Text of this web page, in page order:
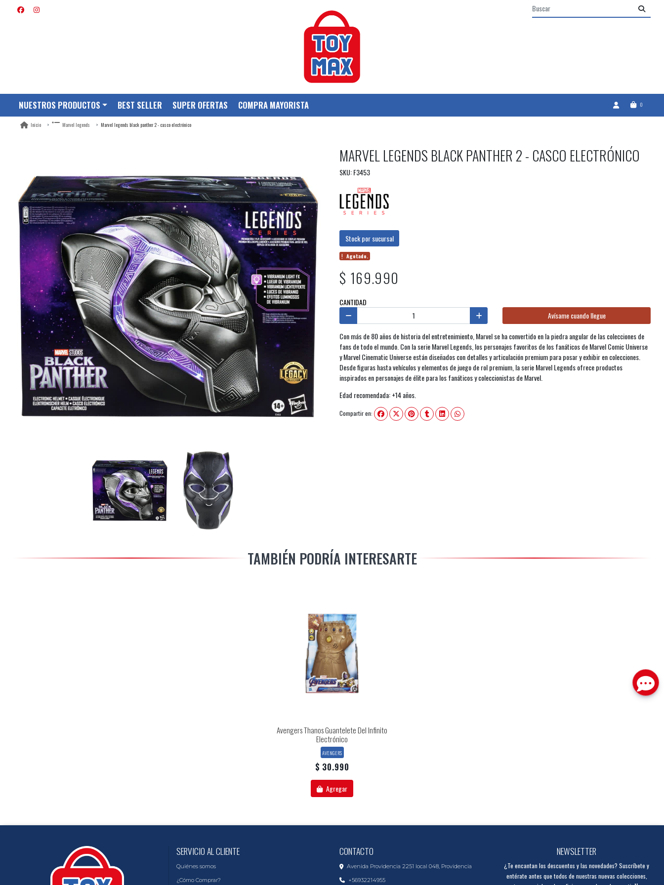
NUESTROS PRODUCTOS BEST SELLER SUPER OFERTAS COMPRA MAYORISTA 0
Inicio Marvel legends Marvel legends black panther 2 - casco electrónico
MARVEL LEGENDS BLACK PANTHER 2 - CASCO ELECTRÓNICO
SKU: F3453
Stock por sucursal
Agotado.
$ 169.990
CANTIDAD
Avísame cuando llegue
Con más de 80 años de historia del entretenimiento, Marvel se ha convertido en la piedra angular de las colecciones de
fans de todo el mundo. Con la serie Marvel Legends, los personajes favoritos de los fanáticos de Marvel Comic Universe
y Marvel Cinematic Universe están diseñados con detalles y articulación premium para posar y exhibir en colecciones.
Desde figuras hasta vehículos y elementos de juego de rol premium, la serie Marvel Legends ofrece productos
inspirados en personajes de élite para los fanáticos y coleccionistas de Marvel.
Edad recomendada: +14 años.
Compartir en:
TAMBIÉN PODRÍA INTERESARTE
Avengers Thanos Guantelete Del Infinito
Electrónico
AVENGERS
$ 30.990
Agregar
SERVICIO AL CLIENTE
Quiénes somos
¿Cómo Comprar?
CONTACTO
Avenida Providencia 2251 local 048, Providencia
+56932214955
NEWSLETTER
¿Te encantan los descuentos y las novedades? Suscríbete y
entérate antes que todos de nuestras nuevas colecciones,